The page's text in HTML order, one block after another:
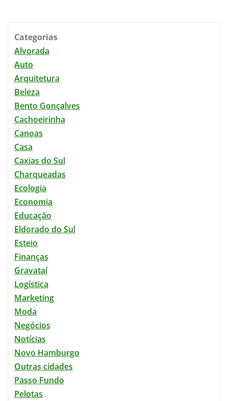
Categorias
Alvorada
Auto
Arquitetura
Beleza
Bento Gonçalves
Cachoeirinha
Canoas
Casa
Caxias do Sul
Charqueadas
Ecologia
Economia
Educação
Eldorado do Sul
Esteio
Finanças
Gravataí
Logística
Marketing
Moda
Negócios
Notícias
Novo Hamburgo
Outras cidades
Passo Fundo
Pelotas